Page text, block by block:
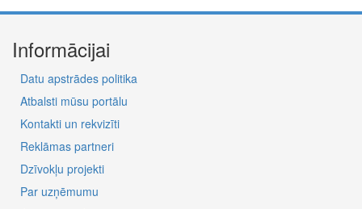
Informācijai
Datu apstrādes politika
Atbalsti mūsu portālu
Kontakti un rekvizīti
Reklāmas partneri
Dzīvokļu projekti
Par uzņēmumu